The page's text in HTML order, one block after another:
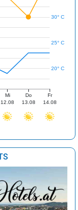
Mi
12.08
Do
13.08
Fr
14.08
20° C
25° C
30° C